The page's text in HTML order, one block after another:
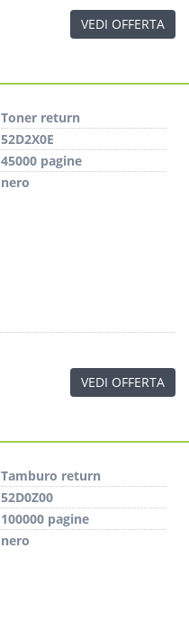
VEDI OFFERTA
Toner return
52D2X0E
45000 pagine
nero
VEDI OFFERTA
Tamburo return
52D0Z00
100000 pagine
nero